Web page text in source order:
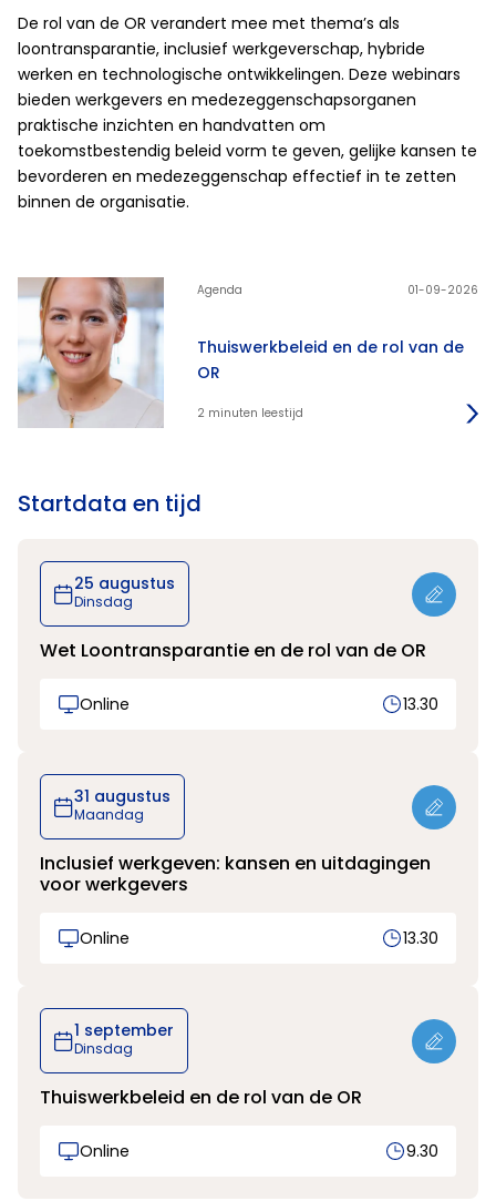
De rol van de OR verandert mee met thema’s als
loontransparantie, inclusief werkgeverschap, hybride
werken en technologische ontwikkelingen. Deze webinars
bieden werkgevers en medezeggenschapsorganen
praktische inzichten en handvatten om
toekomstbestendig beleid vorm te geven, gelijke kansen te
bevorderen en medezeggenschap effectief in te zetten
binnen de organisatie.
Thuiswerkbeleid en de rol van de
OR
Agenda 01-09-2026
2 minuten leestijd
Startdata en tijd
25 augustus
Dinsdag
Wet Loontransparantie en de rol van de OR
Online 13.30
31 augustus
Maandag
Inclusief werkgeven: kansen en uitdagingen
voor werkgevers
Online 13.30
1 september
Dinsdag
Thuiswerkbeleid en de rol van de OR
Online 9.30